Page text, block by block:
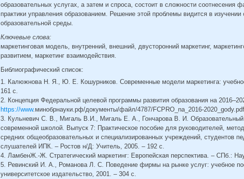
образовательных услугах, а затем и спроса, состоит в сложности соотнесения
практики управления образованием. Решение этой проблемы видится в изучении
образовательной среды.
Ключевые слова:
маркетинговая модель, внутренний, внешний, двусторонний маркетинг,
развитием, маркетинг взаимодействия.
Библиографический список:
1. Калюжнова Н. Я., Ю. Е. Кошурников. Современные модели маркетинга:
161 с.
2. Концепция Федеральной целевой программы развития образования на
https://www.минобрнауки.рф/документы/файл/4787/FCPRO_na_2016-
3. Кульневич С. В., Мигаль В.И., Мигаль Е. А., Гончарова В. И. Образовательный
современной школой. Выпуск 7: Практическое пособие для руководителей,
средних общеобразовательных и специализированных учреждений, студентов
слушателей ИПК. – Ростов н/Д: Учитель, 2005. – 192 с.
4. ЛамбенЖ.-Ж. Стратегический маркетинг: Европейская перспектива. – СПб.:
5. Ревинский И. А., Романова Л. С. Поведение фирмы на рынке услуг: учебное
университетское издательство, 2001. – 304 с.